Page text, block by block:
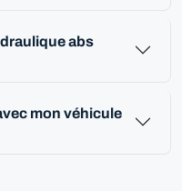
abs
mon véhicule